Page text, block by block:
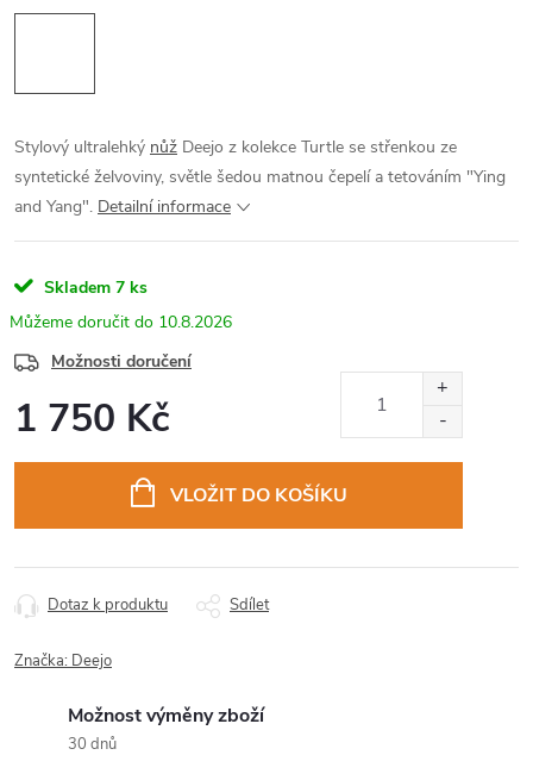
Stylový ultralehký nůž Deejo z kolekce Turtle se střenkou ze
syntetické želvoviny, světle šedou matnou čepelí a tetováním "Ying
and Yang". Detailní informace
Skladem 7 ks
10.8.2026
Možnosti doručení
1 750 Kč
VLOŽIT DO KOŠÍKU
Dotaz k produktu Sdílet
Značka: Deejo
Možnost výměny zboží
30 dnů